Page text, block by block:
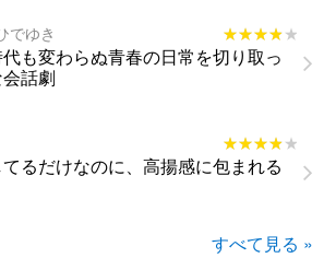
でゆき ★★★★★
★★★★★
も変わらぬ青春の日常を切り取っ
話劇
★★★★★
★★★★★
るだけなのに、高揚感に包まれる
すべて見る »